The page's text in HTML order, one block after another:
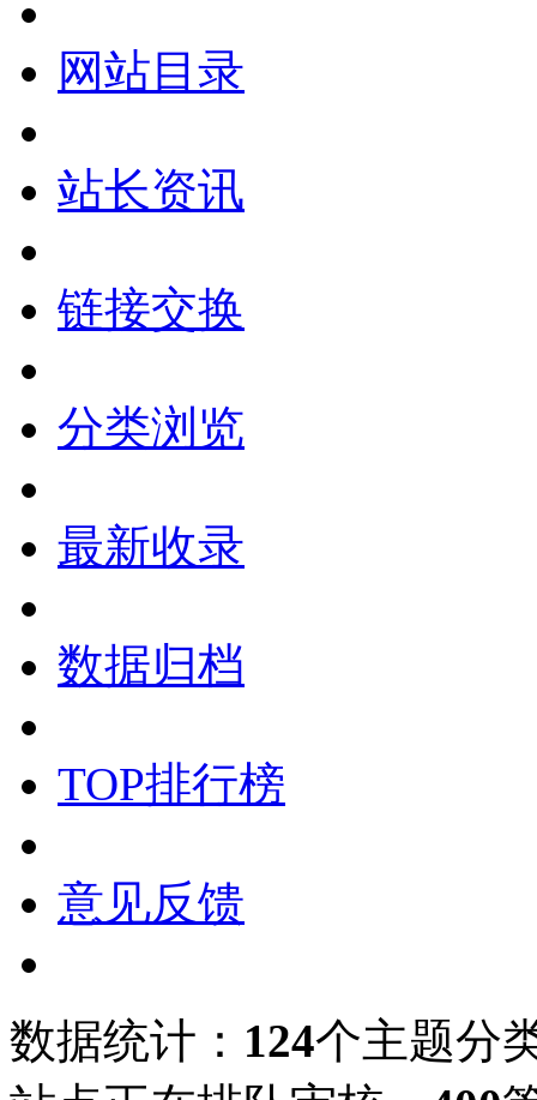
网站目录
站长资讯
链接交换
分类浏览
最新收录
数据归档
TOP排行榜
意见反馈
数据统计： 124个主题分